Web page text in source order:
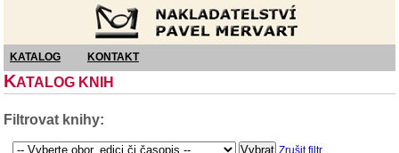
KATALOG KONTAKT
KATALOG KNIH
Filtrovat knihy:
Zrušit filtr